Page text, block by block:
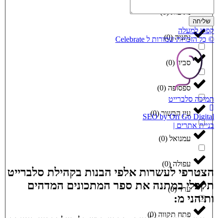
נתיבות(
0
)
נתניה(
0
)
סביון(
0
)
ספסופה (
0
)
עין הבשור(
0
)
עמנואל (
0
)
עפולה (
0
)
ערד(
0
)
פתח תקווה (
0
)
שליחה
קפוץ למעלה
© כל הזכויות שמורות ל Celebrate
תמיכה סלברייט
SEO by Ori Go Digital
בניית אתרים |
הצטרפי לעשרות אלפי הבנות בקהילת סלברייט
תקבלי במתנה את ספר המתכונים המדהים
ותיהני מ: